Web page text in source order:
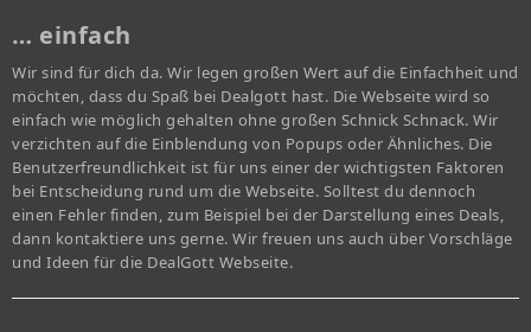
… einfach
Wir sind für dich da. Wir legen großen Wert auf die Einfachheit und
möchten, dass du Spaß bei Dealgott hast. Die Webseite wird so
einfach wie möglich gehalten ohne großen Schnick Schnack. Wir
verzichten auf die Einblendung von Popups oder Ähnliches. Die
Benutzerfreundlichkeit ist für uns einer der wichtigsten Faktoren
bei Entscheidung rund um die Webseite. Solltest du dennoch
einen Fehler finden, zum Beispiel bei der Darstellung eines Deals,
dann kontaktiere uns gerne. Wir freuen uns auch über Vorschläge
und Ideen für die DealGott Webseite.